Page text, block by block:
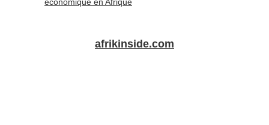
économique en Afrique
afrikinside.com